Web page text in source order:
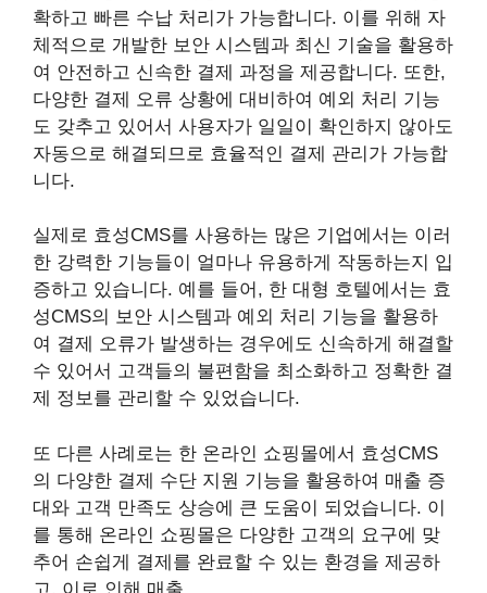
확하고 빠른 수납 처리가 가능합니다. 이를 위해 자
체적으로 개발한 보안 시스템과 최신 기술을 활용하
여 안전하고 신속한 결제 과정을 제공합니다. 또한,
다양한 결제 오류 상황에 대비하여 예외 처리 기능
도 갖추고 있어서 사용자가 일일이 확인하지 않아도
자동으로 해결되므로 효율적인 결제 관리가 가능합
니다.
실제로 효성CMS를 사용하는 많은 기업에서는 이러
한 강력한 기능들이 얼마나 유용하게 작동하는지 입
증하고 있습니다. 예를 들어, 한 대형 호텔에서는 효
성CMS의 보안 시스템과 예외 처리 기능을 활용하
여 결제 오류가 발생하는 경우에도 신속하게 해결할
수 있어서 고객들의 불편함을 최소화하고 정확한 결
제 정보를 관리할 수 있었습니다.
또 다른 사례로는 한 온라인 쇼핑몰에서 효성CMS
의 다양한 결제 수단 지원 기능을 활용하여 매출 증
대와 고객 만족도 상승에 큰 도움이 되었습니다. 이
를 통해 온라인 쇼핑몰은 다양한 고객의 요구에 맞
추어 손쉽게 결제를 완료할 수 있는 환경을 제공하
고, 이로 인해 매출